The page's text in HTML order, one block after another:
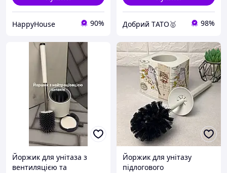
HappyHouse 90% Добрий TАТО🥇 98%
Йоржик для унітаза з
вентиляцією та
Йоржик для унітазу
підлогового